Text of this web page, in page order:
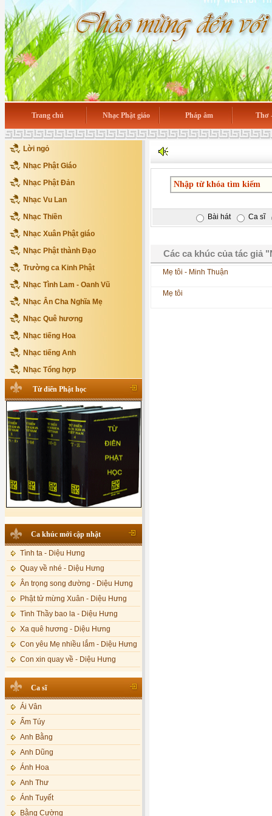
Trang chủ Nhạc Phật giáo Pháp âm Thơ
Lời ngỏ
Nhạc Phật Giáo
Nhạc Phật Đản
Nhạc Vu Lan
Nhạc Thiền
Nhạc Xuân Phật giáo
Nhạc Phật thành Đạo
Trường ca Kinh Phật
Nhạc Tình Lam - Oanh Vũ
Nhạc Ân Cha Nghĩa Mẹ
Nhạc Quê hương
Nhạc tiếng Hoa
Nhạc tiếng Anh
Nhạc Tổng hợp
Từ điển Phật học
Ca khúc mới cập nhật
Tình ta - Diệu Hưng
Quay về nhé - Diệu Hưng
Ân trọng song đường - Diệu Hưng
Phật tử mừng Xuân - Diệu Hưng
Tình Thầy bao la - Diệu Hưng
Xa quê hương - Diệu Hưng
Con yêu Mẹ nhiều lắm - Diệu Hưng
Con xin quay về - Diệu Hưng
Nếu xa Phật - Diệu Hưng
Tình Lam - Kim Khánh & Hoàng
Vĩnh
Xin cho con niềm tin - Kim Linh
Quán Âm Mẹ hiền - Kim Linh
Nhạc niệm Nam Mô A Di Đà Phật -
Kim Linh
Mẹ Từ Bi - Kim Linh
12 Lời nguyện của Bồ tát Quán Thế
Âm - Kim Linh
Ca sĩ
Ái Vân
Ẩm Túy
Anh Bằng
Anh Dũng
Ánh Hoa
Anh Thư
Ánh Tuyết
Bằng Cường
Bài hát Ca sĩ
Các ca khúc của tác giả
Mẹ tôi - Minh Thuận
Mẹ tôi